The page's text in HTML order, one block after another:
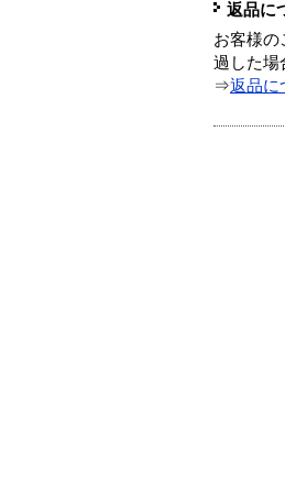
返品に
お客様の
過した場
⇒返品に